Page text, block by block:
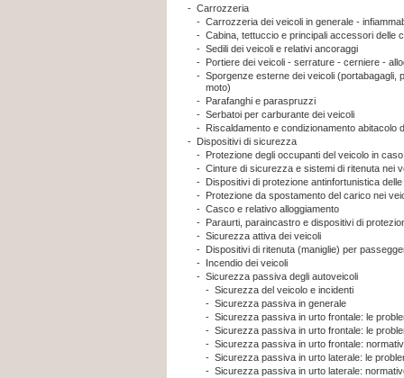
- Carrozzeria
- Carrozzeria dei veicoli in generale -
- Cabina, tettuccio e principali accessori delle
- Sedili dei veicoli e relativi ancoraggi
- Portiere dei veicoli - serrature - cerniere -
- Sporgenze esterne dei veicoli (portabagagli,
moto)
- Parafanghi e paraspruzzi
- Serbatoi per carburante dei veicoli
- Riscaldamento e condizionamento abitacolo
- Dispositivi di sicurezza
- Protezione degli occupanti del veicolo in
- Cinture di sicurezza e sistemi di ritenuta nei
- Dispositivi di protezione antinfortunistica
- Protezione da spostamento del carico nei
- Casco e relativo alloggiamento
- Paraurti, paraincastro e dispositivi di
- Sicurezza attiva dei veicoli
- Dispositivi di ritenuta (maniglie) per
- Incendio dei veicoli
- Sicurezza passiva degli autoveicoli
- Sicurezza del veicolo e incidenti
- Sicurezza passiva in generale
- Sicurezza passiva in urto frontale: le
- Sicurezza passiva in urto frontale: le
- Sicurezza passiva in urto frontale:
- Sicurezza passiva in urto laterale: le
- Sicurezza passiva in urto laterale: